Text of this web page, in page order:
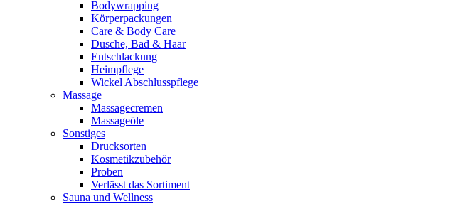
Bodywrapping
Körperpackungen
Care & Body Care
Dusche, Bad & Haar
Entschlackung
Heimpflege
Wickel Abschlusspflege
Massage
Massagecremen
Massageöle
Sonstiges
Drucksorten
Kosmetikzubehör
Proben
Verlässt das Sortiment
Sauna und Wellness